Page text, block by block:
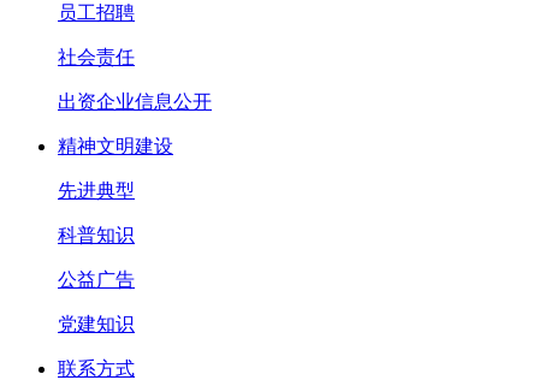
员工招聘
社会责任
出资企业信息公开
精神文明建设
先进典型
科普知识
公益广告
党建知识
联系方式